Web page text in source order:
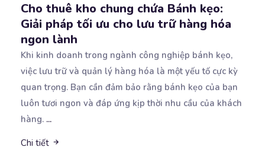
Cho thuê kho chung chứa Bánh kẹo:
Giải pháp tối ưu cho lưu trữ hàng hóa
ngon lành
Khi kinh doanh trong ngành công nghiệp bánh kẹo,
việc lưu trữ và quản lý hàng hóa là một yếutố cực kỳ
quan trọng. Bạn cần đảm bảo rằng bánh kẹo của bạn
luôn tươi ngon và đáp ứng kịp thời nhu cầu của khách
hàng. ...
Chi tiết